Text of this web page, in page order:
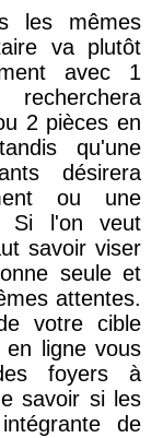
les mêmes
va plutôt
avec 1
2 pièces en
qu'une
désirera
ou une
Si l'on veut
savoir viser
seule et
attentes.
votre cible
en ligne vous
foyers à
savoir si les
de